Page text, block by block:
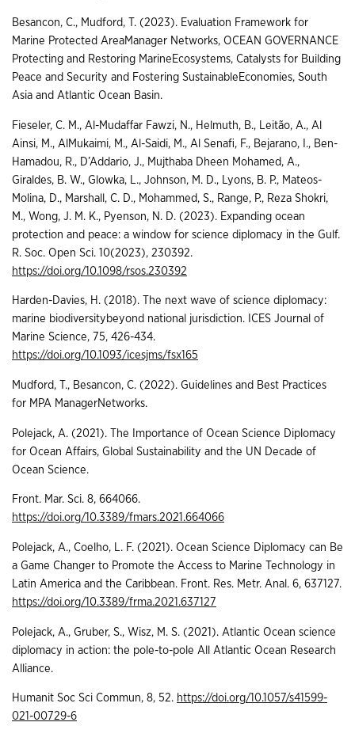
Besancon, C., Mudford, T. (2023). Evaluation Framework for
Marine Protected AreaManager Networks, OCEAN GOVERNANCE
Protecting and Restoring MarineEcosystems, Catalysts for Building
Peace and Security and Fostering SustainableEconomies, South
Asia and Atlantic Ocean Basin.
Fieseler, C. M., Al-Mudaffar Fawzi, N., Helmuth, B., Leitão, A., Al
Ainsi, M., AlMukaimi, M., Al-Saidi, M., Al Senafi, F., Bejarano, I., Ben-
Hamadou, R., D’Addario, J., Mujthaba Dheen Mohamed, A.,
Giraldes, B. W., Glowka, L., Johnson, M. D., Lyons, B. P., Mateos-
Molina, D., Marshall, C. D., Mohammed, S., Range, P., Reza Shokri,
M., Wong, J. M. K., Pyenson, N. D. (2023). Expanding ocean
protection and peace: a window for science diplomacy in the Gulf.
R. Soc. Open Sci. 10(2023), 230392.
https://doi.org/10.1098/rsos.230392
Harden-Davies, H. (2018). The next wave of science diplomacy:
marine biodiversitybeyond national jurisdiction. ICES Journal of
Marine Science, 75, 426-434.
https://doi.org/10.1093/icesjms/fsx165
Mudford, T., Besancon, C. (2022). Guidelines and Best Practices
for MPA ManagerNetworks.
Polejack, A. (2021). The Importance of Ocean Science Diplomacy
for Ocean Affairs, Global Sustainability and the UN Decade of
Ocean Science.
Front. Mar. Sci. 8, 664066.
https://doi.org/10.3389/fmars.2021.664066
Polejack, A., Coelho, L. F. (2021). Ocean Science Diplomacy can Be
a Game Changer to Promote the Access to Marine Technology in
Latin America and the Caribbean. Front. Res. Metr. Anal. 6, 637127.
https://doi.org/10.3389/frma.2021.637127
Polejack, A., Gruber, S., Wisz, M. S. (2021). Atlantic Ocean science
diplomacy in action: the pole-to-pole All Atlantic Ocean Research
Alliance.
Humanit Soc Sci Commun, 8, 52. https://doi.org/10.1057/s41599-
021-00729-6